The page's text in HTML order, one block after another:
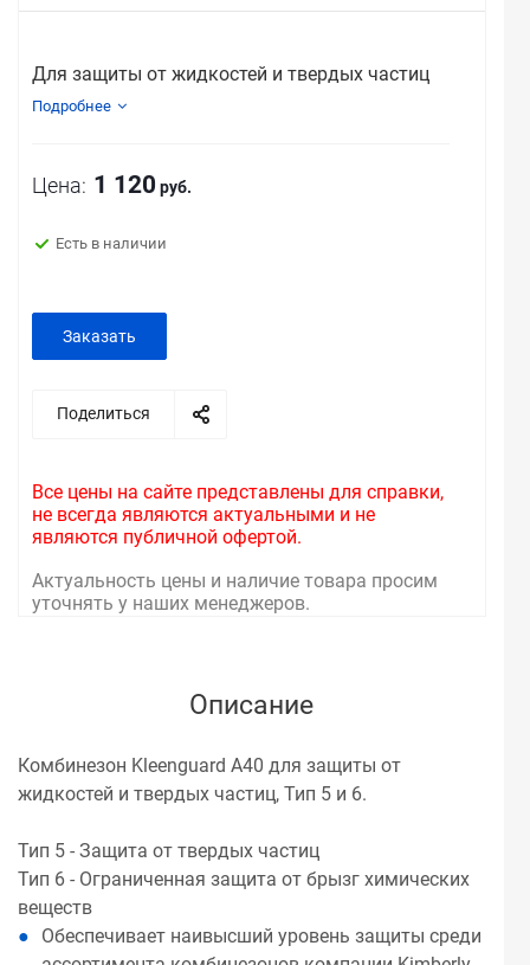
Для защиты от жидкостей и твердых частиц
Подробнее
Цена: 1 120 руб.
Есть в наличии
Заказать
Поделиться
Все цены на сайте представлены для справки,
не всегда являются актуальными и не
являются публичной офертой.
Актуальность цены и наличие товара просим
уточнять у наших менеджеров.
Описание
Комбинезон Kleenguard A40 для защиты от
жидкостей и твердых частиц, Тип 5 и 6.
Тип 5 - Защита от твердых частиц
Тип 6 - Ограниченная защита от брызг химических
веществ
Обеспечивает наивысший уровень защиты среди